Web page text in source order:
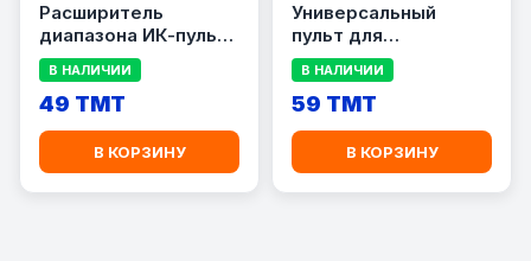
Расширитель
диапазона ИК-пульта
дистанционного
управления
В НАЛИЧИИ
49 TMT
В КОРЗИНУ
Универсальный
пульт для
кондиционера F-112E
В НАЛИЧИИ
59 TMT
В КОРЗИНУ